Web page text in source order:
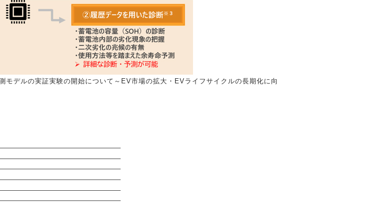
デルの実証実験の開始について～EV市場の拡大・EVライフサイクルの長期化に向